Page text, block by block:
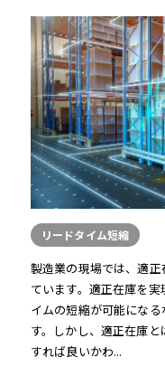
リードタイム短縮
製造業の現場では、適
ています。適正在庫を
イムの短縮が可能にな
す。しかし、適正在庫
すれば良いかわ...